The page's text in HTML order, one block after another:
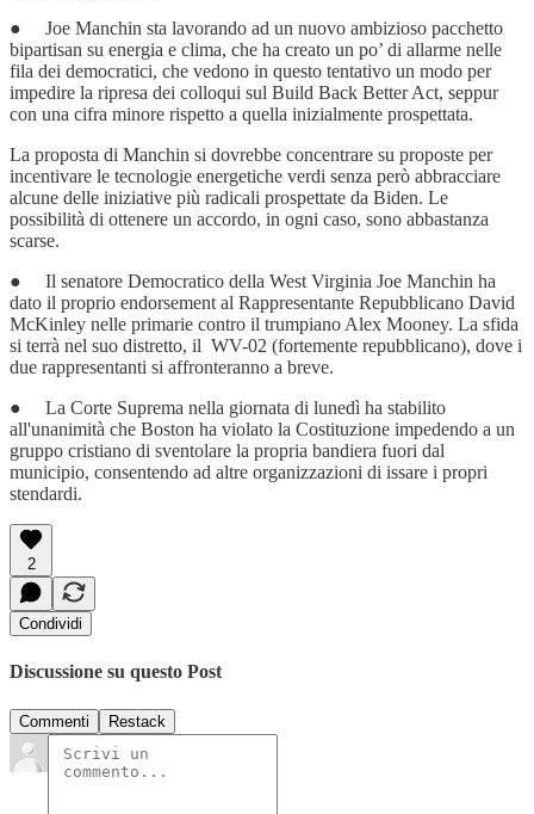
● Joe Manchin sta lavorando ad un nuovo ambizioso pacchetto
bipartisan su energia e clima, che ha creato un po’ di allarme nelle
fila dei democratici, che vedono in questo tentativo un modo per
impedire la ripresa dei colloqui sul Build Back Better Act, seppur
con una cifra minore rispetto a quella inizialmente prospettata.
La proposta di Manchin si dovrebbe concentrare su proposte per
incentivare le tecnologie energetiche verdi senza però abbracciare
alcune delle iniziative più radicali prospettate da Biden. Le
possibilità di ottenere un accordo, in ogni caso, sono abbastanza
scarse.
● Il senatore Democratico della West Virginia Joe Manchin ha
dato il proprio endorsement al Rappresentante Repubblicano David
McKinley nelle primarie contro il trumpiano Alex Mooney. La sfida
si terrà nel suo distretto, il WV-02 (fortemente repubblicano), dove i
due rappresentanti si affronteranno a breve.
● La Corte Suprema nella giornata di lunedì ha stabilito
all'unanimità che Boston ha violato la Costituzione impedendo a un
gruppo cristiano di sventolare la propria bandiera fuori dal
municipio, consentendo ad altre organizzazioni di issare i propri
stendardi.
2
Condividi
Discussione su questo Post
Commenti Restack